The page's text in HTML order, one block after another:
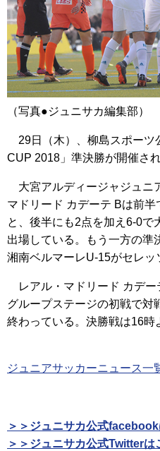
（写真●ジュニサカ編集部）
29日（木）、柳島スポーツ
CUP 2018」準決勝が開催され
大宮アルディージャジュニ
マドリード カデーテ Bは前
と、後半にも2点を加え6-0で
出場している。もう一方の準
湘南ベルマーレU-15がセレッ
レアル・マドリード カデー
グループステージの初戦で対
終わっている。決勝戦は16時
ジュニアサッカーニュース一
＞＞ジュニサカ公式facebook
＞＞ジュニサカ公式Twitterは